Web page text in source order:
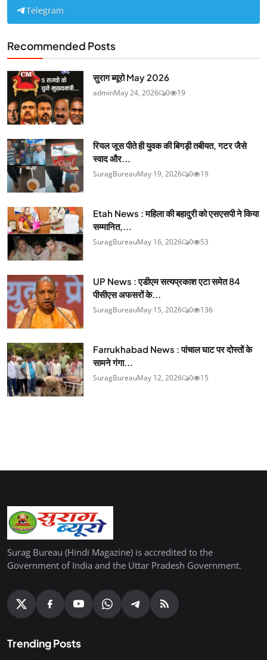
Telegram
Recommended Posts
सुराग ब्यूरो May 2026
adminMay 24, 2026 0 19
रियल जूस पीते ही युवक की बिगड़ी तबीयत, गटर जैसे
स्वाद और...
SuragBureauMay 19, 2026 0 19
Etah News : महिला की बहादुरी को एसएसपी ने किया
सम्मानित,...
SuragBureauMay 16, 2026 0 53
UP News : एडीएम सत्यप्रकाश एटा समेत 84
पीसीएस अफसरों के...
SuragBureauMay 15, 2026 0 136
Farrukhabad News : पांचाल घाट पर दोस्तों के
सामने गंगा...
SuragBureauMay 12, 2026 0 15
Surag Bureau (Hindi Magazine) is accredited to the
Government of India and the Uttar Pradesh Government.
Trending Posts